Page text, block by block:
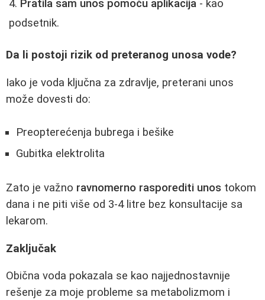
Pratila sam unos pomoću aplikacija - kao
podsetnik.
Da li postoji rizik od preteranog unosa vode?
Iako je voda ključna za zdravlje, preterani unos
može dovesti do:
Preopterećenja bubrega i bešike
Gubitka elektrolita
Zato je važno ravnomerno rasporediti unos tokom
dana i ne piti više od 3-4 litre bez konsultacije sa
lekarom.
Zaključak
Obična voda pokazala se kao najjednostavnije
rešenje za moje probleme sa metabolizmom i